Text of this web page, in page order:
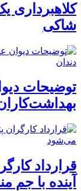
شاکی
توضیحات
قرارداد
آینده با جم